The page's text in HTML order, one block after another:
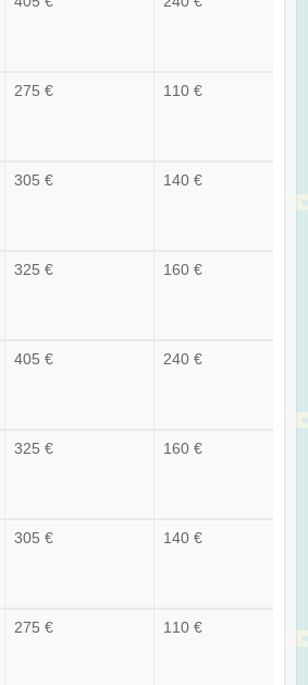
275 € 110 €
305 € 140 €
325 € 160 €
405 € 240 €
325 € 160 €
305 € 140 €
275 € 110 €